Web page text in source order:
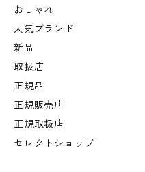
おしゃれ
人気ブランド
新品
取扱店
正規品
正規販売店
正規取扱店
セレクトショップ